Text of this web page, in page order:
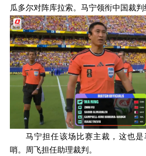
瓜多尔对阵库拉索。马宁领衔中国裁判
马宁担任该场比赛主裁，这也
哨。周飞担任助理裁判。